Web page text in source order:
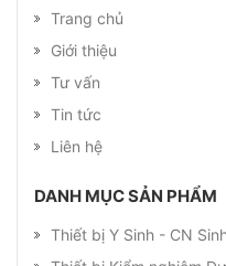
Trang chủ
Giới thiệu
Tư vấn
Tin tức
Liên hệ
DANH MỤC SẢN PHẨM
Thiết bị Y Sinh - CN